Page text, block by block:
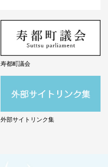
寿都町議会
外部サイトリンク集